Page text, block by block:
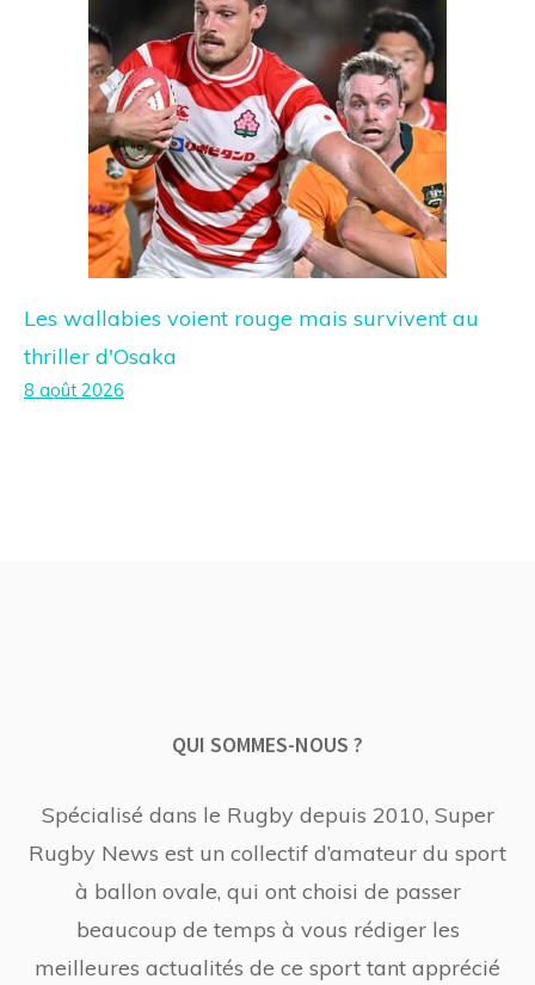
Les wallabies voient rouge mais survivent au
thriller d'Osaka
8 août 2026
QUI SOMMES-NOUS ?
Spécialisé dans le Rugby depuis 2010, Super
Rugby News est un collectif d’amateur du sport
à ballon ovale, qui ont choisi de passer
beaucoup de temps à vous rédiger les
meilleures actualités de ce sport tant apprécié